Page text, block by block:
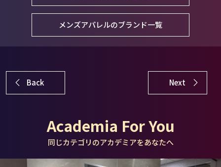
メンズアパレルのブランド一覧
Back Next
Academia For You
同じカテゴリのアカデミアをあなたへ